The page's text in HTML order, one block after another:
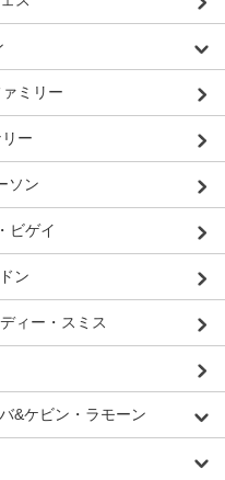
ミリー
ー
ソン
ビゲイ
ン
ィー・スミス
&ケビン・ラモーン